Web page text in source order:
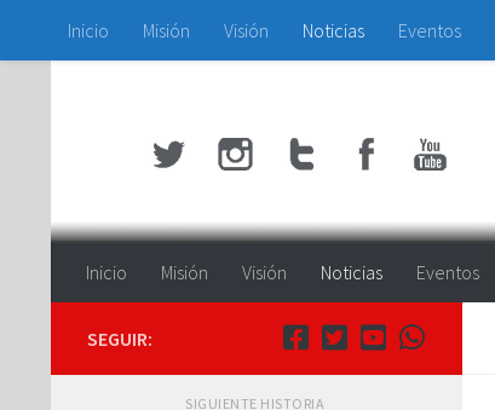
Saltar al contenido
Inicio Misión Visión Noticias Eventos
Inicio Misión Visión Noticias Eventos
SEGUIR:
SIGUIENTE HISTORIA